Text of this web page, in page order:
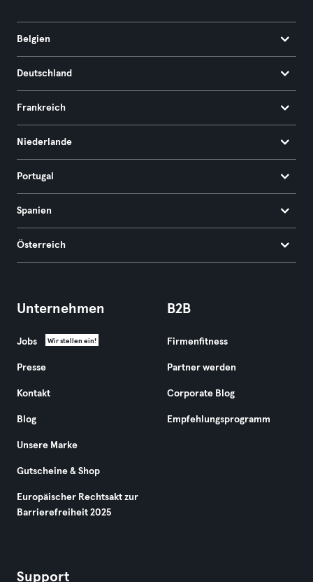
Belgien
Deutschland
Frankreich
Niederlande
Portugal
Spanien
Österreich
Unternehmen
Jobs Wir stellen ein!
Presse
Kontakt
Blog
Unsere Marke
Gutscheine & Shop
Europäischer Rechtsakt zur
Barrierefreiheit 2025
B2B
Firmenfitness
Partner werden
Corporate Blog
Empfehlungsprogramm
Support